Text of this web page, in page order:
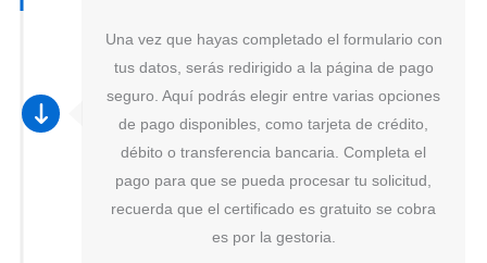
Una vez que hayas completado el formulario con
tus datos, serás redirigido a la página de pago
seguro. Aquí podrás elegir entre varias opciones
de pago disponibles, como tarjeta de crédito,
débito o transferencia bancaria. Completa el
pago para que se pueda procesar tu solicitud,
recuerda que el certificado es gratuito se cobra
es por la gestoria.